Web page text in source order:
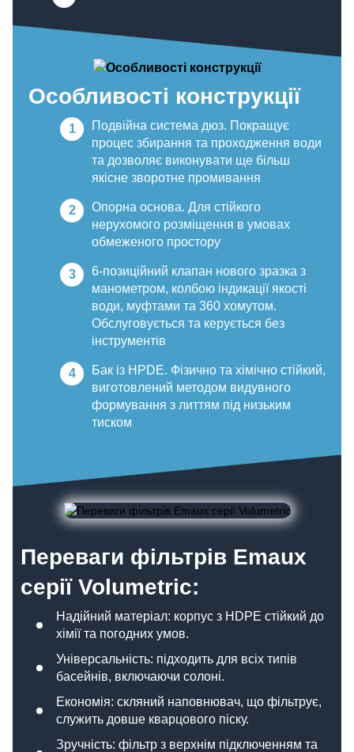
Особливості конструкції
Подвійна система дюз. Покращує
процес збирання та проходження води
та дозволяє виконувати ще більш
якісне зворотне промивання
Опорна основа. Для стійкого
нерухомого розміщення в умовах
обмеженого простору
6-позиційний клапан нового зразка з
манометром, колбою індикації якості
води, муфтами та 360 хомутом.
Обслуговується та керується без
інструментів
Бак із HPDE. Фізично та хімічно стійкий,
виготовлений методом видувного
формування з литтям під низьким
тиском
Переваги фільтрів Emaux
серії Volumetric:
Надійний матеріал: корпус з HDPE стійкий до
хімії та погодних умов.
Універсальність: підходить для всіх типів
басейнів, включаючи солоні.
Економія: скляний наповнювач, що фільтрує,
служить довше кварцового піску.
Зручність: фільтр з верхнім підключенням та